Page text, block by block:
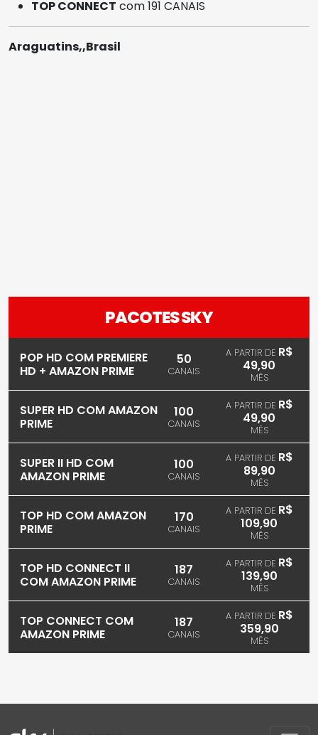
TOP CONNECT com 191 CANAIS
Araguatins,,Brasil
PACOTES SKY
POP HD COM PREMIERE
HD + AMAZON PRIME
50
CANAIS
A PARTIR DE R$
49,90
MÊS
SUPER HD COM AMAZON
PRIME
100
CANAIS
A PARTIR DE R$
49,90
MÊS
SUPER II HD COM
AMAZON PRIME
100
CANAIS
A PARTIR DE R$
89,90
MÊS
TOP HD COM AMAZON
PRIME
170
CANAIS
A PARTIR DE R$
109,90
MÊS
TOP HD CONNECT II
COM AMAZON PRIME
187
CANAIS
A PARTIR DE R$
139,90
MÊS
TOP CONNECT COM
AMAZON PRIME
187
CANAIS
A PARTIR DE R$
359,90
MÊS